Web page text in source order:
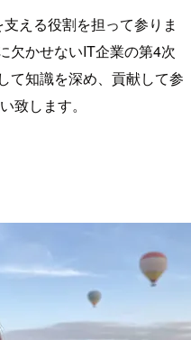
える役割を担って参りま
欠かせないIT企業の第4次
て知識を深め、貢献して参
致します。